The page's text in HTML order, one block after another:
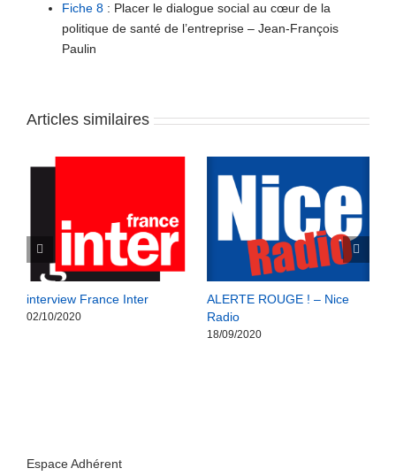
Fiche 8 : Placer le dialogue social au cœur de la
politique de santé de l’entreprise – Jean-François
Paulin
Articles similaires
interview France Inter
02/10/2020
ALERTE ROUGE ! – Nice
Radio
18/09/2020
Espace Adhérent